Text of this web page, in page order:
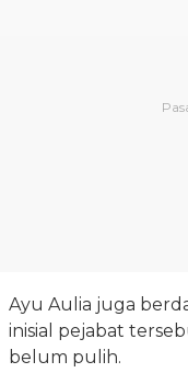
Ayu Aulia juga
inisial pejabat
belum pulih.